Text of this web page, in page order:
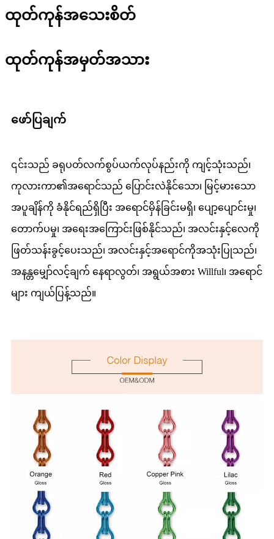
ထုတ်ကုန်အသေးစိတ်
ထုတ်ကုန်အမှတ်အသား
ဖော်ပြချက်
၎င်းသည် ခရုပတ်လက်စွပ်ယက်လုပ်နည်းကို ကျင့်သုံးသည်၊
ကုလားကာ၏အရောင်သည် ပြောင်းလဲနိုင်သော၊ မြင့်မားသော
အပူချိန်ကို ခံနိုင်ရည်ရှိပြီး အရောင်မှိန်ခြင်းမရှိ၊ ပျော့ပျောင်းမှု၊
တောက်ပမှု၊ အရေးအကြောင်းဖြစ်နိုင်သည်၊ အလင်းနှင့်လေကို
ဖြတ်သန်းခွင့်ပေးသည်၊ အလင်းနှင့်အရောင်ကိုအသုံးပြုသည်၊
အနန္တမျှော်လင့်ချက် နေရာလွတ်၊ အရွယ်အစား Willful၊ အရောင်
များ ကျယ်ပြန့်သည်။